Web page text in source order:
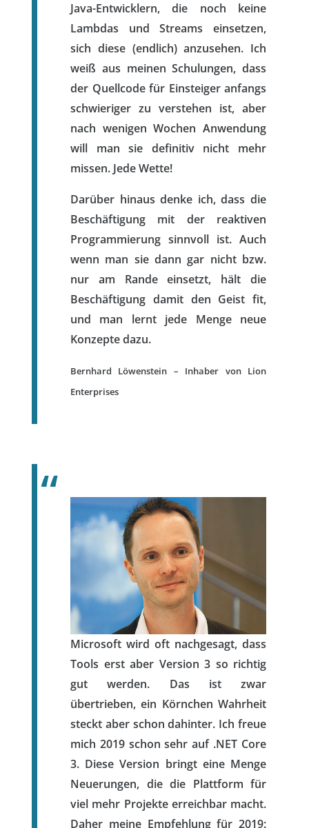
Java-Entwicklern, die noch keine
Lambdas und Streams einsetzen,
sich diese (endlich) anzusehen. Ich
weiß aus meinen Schulungen, dass
der Quellcode für Einsteiger anfangs
schwieriger zu verstehen ist, aber
nach wenigen Wochen Anwendung
will man sie definitiv nicht mehr
missen. Jede Wette!
Darüber hinaus denke ich, dass die
Beschäftigung mit der reaktiven
Programmierung sinnvoll ist. Auch
wenn man sie dann gar nicht bzw.
nur am Rande einsetzt, hält die
Beschäftigung damit den Geist fit,
und man lernt jede Menge neue
Konzepte dazu.
Bernhard Löwenstein – Inhaber von Lion
Enterprises
Microsoft wird oft nachgesagt, dass
Tools erst aber Version 3 so richtig
gut werden. Das ist zwar
übertrieben, ein Körnchen Wahrheit
steckt aber schon dahinter. Ich freue
mich 2019 schon sehr auf .NET Core
3. Diese Version bringt eine Menge
Neuerungen, die die Plattform für
viel mehr Projekte erreichbar macht.
Daher meine Empfehlung für 2019: